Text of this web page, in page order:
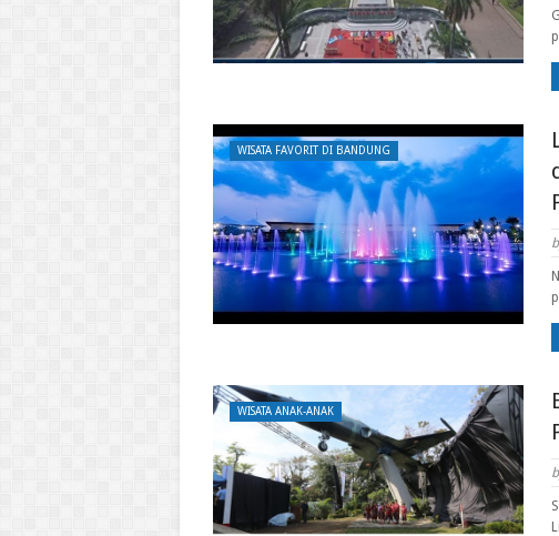
WISATA FAVORIT DI BANDUNG
WISATA ANAK-ANAK